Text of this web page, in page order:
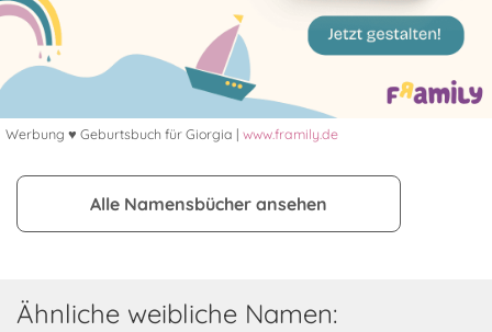
Werbung ♥ Geburtsbuch für Giorgia | www.framily.de
Alle Namensbücher ansehen
Ähnliche weibliche Namen: